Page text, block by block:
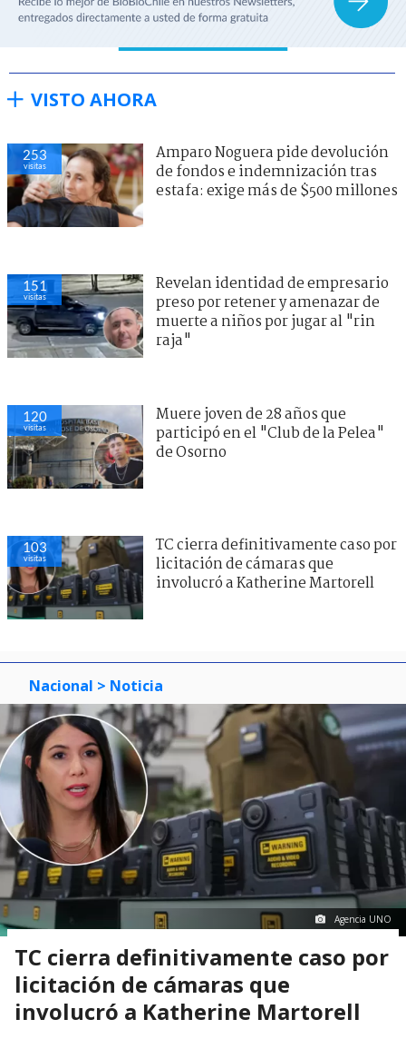
VISTO AHORA
253
visitas
Amparo Noguera pide devolución
de fondos e indemnización tras
estafa: exige más de $500 millones
151
visitas
Revelan identidad de empresario
preso por retener y amenazar de
muerte a niños por jugar al "rin
raja"
120
visitas
Muere joven de 28 años que
participó en el "Club de la Pelea"
de Osorno
103
visitas
TC cierra definitivamente caso por
licitación de cámaras que
involucró a Katherine Martorell
Nacional > Noticia
Agencia UNO
TC cierra definitivamente caso por
licitación de cámaras que
involucró a Katherine Martorell